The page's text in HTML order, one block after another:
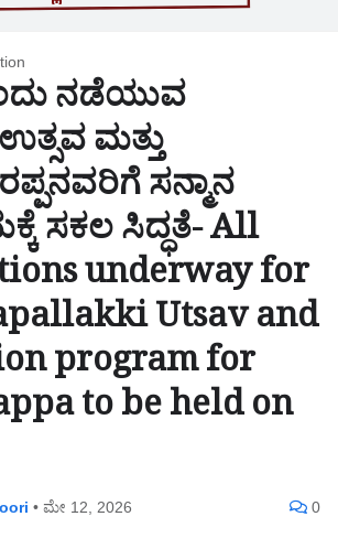
ನಡೆಯುವ
ಉತ್ಸವ ಮತ್ತು
ಸನ್ಮಾನ
ಸಕಲ ಸಿದ್ಧತೆ- All
underway for
Utsav and
program for
to be held on
• ಮೇ 12, 2026 0